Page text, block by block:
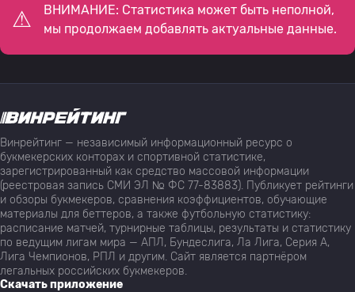
ВНИМАНИЕ: Статистика может быть неполной,
мы продолжаем добавлять актуальные данные.
Винрейтинг — независимый информационный ресурс о
букмекерских конторах и спортивной статистике,
зарегистрированный как средство массовой информации
(реестровая запись СМИ ЭЛ № ФС 77-83883). Публикует рейтинги
и обзоры букмекеров, сравнения коэффициентов, обучающие
материалы для беттеров, а также футбольную статистику:
расписание матчей, турнирные таблицы, результаты и статистику
по ведущим лигам мира — АПЛ, Бундеслига, Ла Лига, Серия А,
Лига Чемпионов, РПЛ и другим. Сайт является партнёром
легальных российских букмекеров.
Скачать приложение